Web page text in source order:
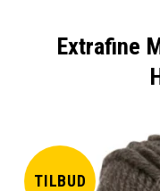
Extrafine
TILBUD